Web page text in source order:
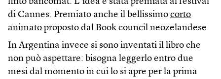
di Cannes. Premiato anche il bellissimo corto
animato proposto dal Book council neozelandese.
In Argentina invece si sono inventati il libro che
non può aspettare: bisogna leggerlo entro due
mesi dal momento in cui lo si apre per la prima